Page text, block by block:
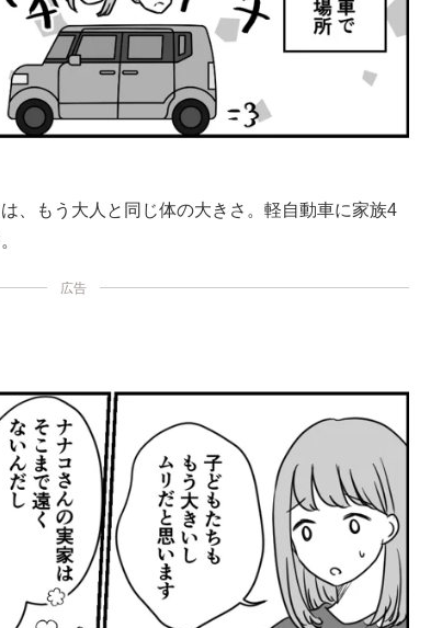
、もう大人と同じ体の大きさ。軽自動車に家族4
広告